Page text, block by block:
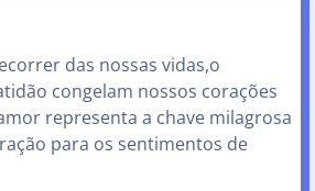
das nossas vidas,o
congelam nossos corações
representa a chave milagrosa
para os sentimentos de